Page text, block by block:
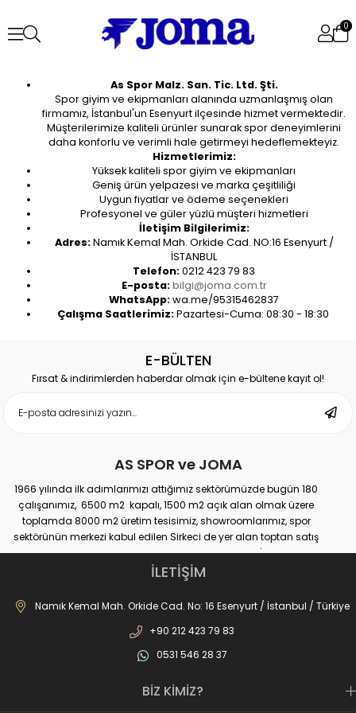
0
As Spor Malz. San. Tic. Ltd. Şti.
Spor giyim ve ekipmanları alanında uzmanlaşmış olan
firmamız, İstanbul'un Esenyurt ilçesinde hizmet vermektedir.
Müşterilerimize kaliteli ürünler sunarak spor deneyimlerini
daha konforlu ve verimli hale getirmeyi hedeflemekteyiz.
Hizmetlerimiz:
Yüksek kaliteli spor giyim ve ekipmanları
Geniş ürün yelpazesi ve marka çeşitliliği
Uygun fiyatlar ve ödeme seçenekleri
Profesyonel ve güler yüzlü müşteri hizmetleri
İletişim Bilgilerimiz:
Adres:Namık Kemal Mah. Orkide Cad. NO:16 Esenyurt /
İSTANBUL
Telefon:0212 423 79 83
E-posta: bilgi@joma.com.tr
WhatsApp:wa.me/95315462837
Çalışma Saatlerimiz:Pazartesi-Cuma: 08:30 - 18:30
E-BÜLTEN
Fırsat & indirimlerden haberdar olmak için e-bültene kayıt ol!
AS SPOR ve JOMA
1966 yılında ilk adımlarımızı attığımız sektörümüzde bugün 180
çalışanımız, 6500 m2 kapalı, 1500 m2 açık alan olmak üzere
toplamda 8000 m2 üretim tesisimiz, showroomlarımız, spor
sektörünün merkezi kabul edilen Sirkeci de yer alan toptan satış
mağazamız, Türkiye genelinde yaklaşık 300 bayimiz, İstanbul’da 10
perakande mağazamız, Türkiye’ye hizmet eden e-ticaret sanal
mağazamız ile AS SPOR ailesi günden güne büyüyerek sektöre,
JOMA markası ile de Türkiye'de ülkemize hizmet etmektedir.
İLETİŞİM
Namık Kemal Mah. Orkide Cad. No: 16 Esenyurt / İstanbul / Türkiye
+90 212 423 79 83
0531 546 28 37
BİZ KİMİZ?